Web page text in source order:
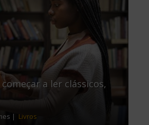
a ler clássicos,
| Livros